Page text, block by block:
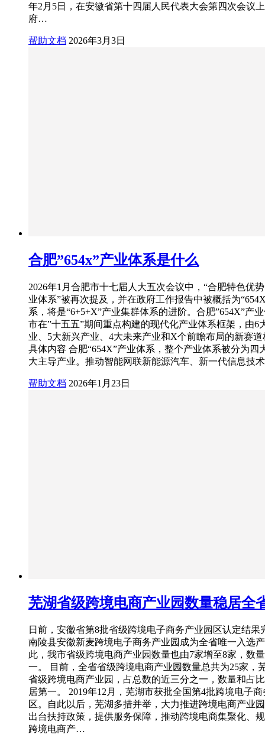
年2月5日，在安徽省第十四届人民代表大会第四次会议
府…
帮助文档 2026年3月3日
合肥”654x”产业体系是什么
2026年1月合肥市十七届人大五次会议中，“合肥特色优
业体系”被再次提及，并在政府工作报告中被概括为
系，将是“6+5+X”产业集群体系的进阶。合肥”654X”产
市在”十五五”期间重点构建的现代化产业体系框架，由6
业、5大新兴产业、4大未来产业和X个前瞻布局的新赛
具体内容 合肥“654X”产业体系，整个产业体系被分为四
大主导产业。推动智能网联新能源汽车、新一代信息技
帮助文档 2026年1月23日
芜湖省级跨境电商产业园数量稳居全
日前，安徽省第8批省级跨境电子商务产业园区认定结果
南陵县安徽新麦跨境电子商务产业园成为全省唯一入选
此，我市省级跨境电商产业园数量也由7家增至8家，数
一。 目前，全省省级跨境电商产业园数量总共为25家，
省级跨境电商产业园，占总数的近三分之一，数量和占
居第一。 2019年12月，芜湖市获批全国第4批跨境电子
区。自此以后，芜湖多措并举，大力推进跨境电商产业
出台扶持政策，提供服务保障，推动跨境电商集聚化、
跨境电商产…